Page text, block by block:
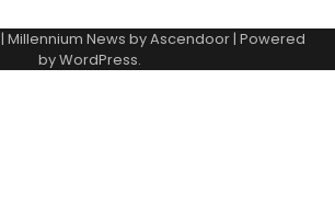
| Millennium News byAscendoor| Powered
byWordPress.